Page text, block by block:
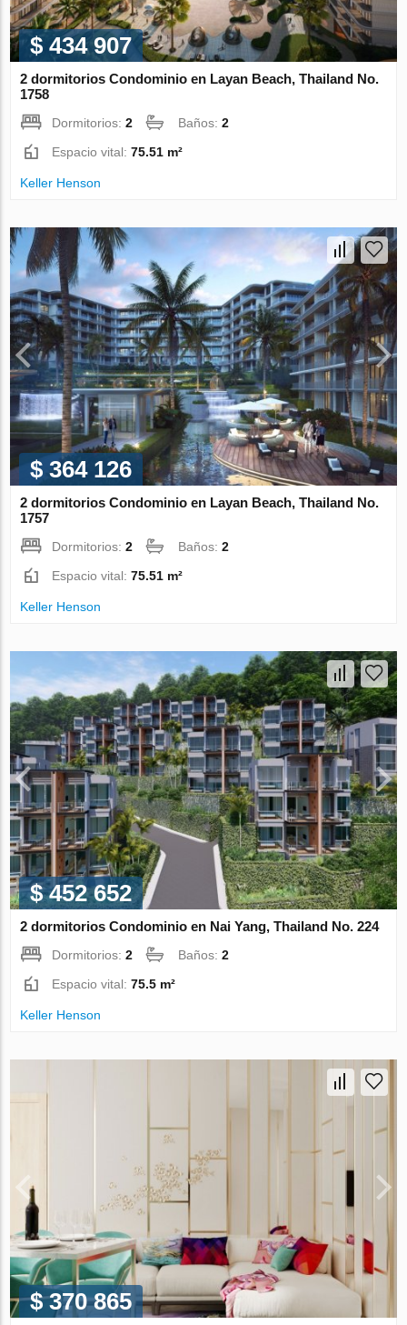
$ 434 907
2 dormitorios Condominio en Layan Beach, Thailand No.
1758
Dormitorios:2 Baños:2
Espacio vital:75.51 m²
Keller Henson
$ 364 126
2 dormitorios Condominio en Layan Beach, Thailand No.
1757
Dormitorios:2 Baños:2
Espacio vital:75.51 m²
Keller Henson
$ 452 652
2 dormitorios Condominio en Nai Yang, Thailand No. 224
Dormitorios:2 Baños:2
Espacio vital:75.5 m²
Keller Henson
$ 370 865